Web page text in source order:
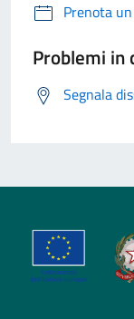
Prenota
Problemi in
Segnala